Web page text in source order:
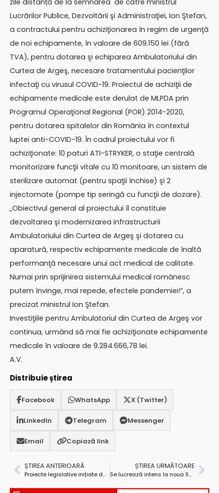
zile distanță de la semnarea de către ministrul
Lucrărilor Publice, Dezvoltării şi Administraţiei, Ion Ştefan,
a contractului pentru achiziţionarea în regim de urgenţă
de noi echipamente, în valoare de 609.150 lei (fără
TVA), pentru dotarea şi echiparea Ambulatoriului din
Curtea de Argeş, necesare tratamentului pacienţilor
infectaţi cu virusul COVID-19. Proiectul de achiziţii de
echipamente medicale este derulat de MLPDA prin
Programul Operaţional Regional (POR) 2014-2020,
pentru dotarea spitalelor din România în contextul
luptei anti-COVID-19. În cadrul proiectului vor fi
achiziţionate: 10 paturi ATI-STRYKER, o staţie centrală
monitorizare funcţii vitale cu 10 monitoare, un sistem de
sterilizare automat (pentru spaţii închise) şi 2
injectomate (pompe tip seringă cu funcţii de dozare).
„Obiectivul general al proiectului îl constituie
dezvoltarea şi modernizarea infrastructurii
Ambulatoriului din Curtea de Argeş şi dotarea cu
aparatură, respectiv echipamente medicale de înaltă
performanţă necesare unui act medical de calitate.
Numai prin sprijinirea sistemului medical românesc
putem învinge, mai repede, efectele pandemiei!”, a
precizat ministrul Ion Ştefan.
Investiţiile pentru Ambulatoriul din Curtea de Argeş vor
continua, urmând să mai fie achiziţionate echipamente
medicale în valoare de 9.284.666,78 lei.
A.V.
Distribuie știrea
Facebook WhatsApp X (Twitter)
LinkedIn Telegram Messenger
Email Copiază link
ȘTIREA ANTERIOARĂ
Proiecte legislative inițiate de către PSD în sprijinul populației și agenților economici
ȘTIREA URMĂTOARE
Se lucrează intens la noua Sală a Sporturilor din Mioveni